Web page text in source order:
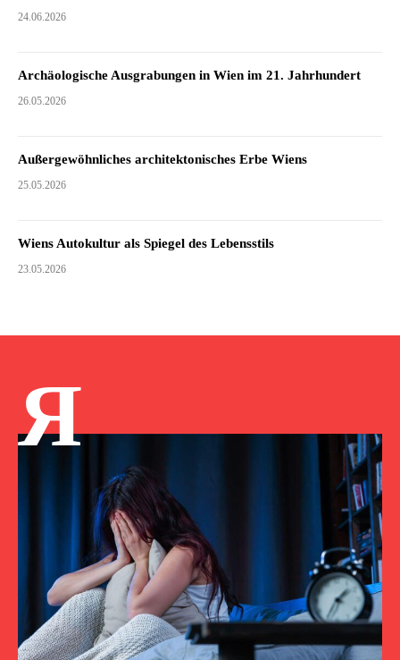
24.06.2026
Archäologische Ausgrabungen in Wien im 21. Jahrhundert
26.05.2026
Außergewöhnliches architektonisches Erbe Wiens
25.05.2026
Wiens Autokultur als Spiegel des Lebensstils
23.05.2026
Я